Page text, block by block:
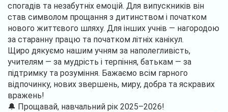
спогадів та незабутніх емоцій. Для випускників він
став символом прощання з дитинством і початком
нового життєвого шляху. Для інших учнів — нагородою
за старанну працю та початком літніх канікул.
Щиро дякуємо нашим учням за наполегливість,
учителям — за мудрість і терпіння, батькам — за
підтримку та розуміння. Бажаємо всім гарного
відпочинку, нових звершень, миру, добра та яскравих
вражень!
🔔 Прощавай, навчальний рік 2025–2026!